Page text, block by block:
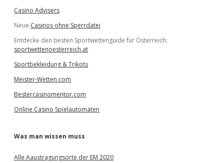
Casino Advisers
Neue Casinos ohne Sperrdatei
Entdecke den besten Sportwettenguide für Österreich:
sportwettenoesterreich.at
Sportbekleidung & Trikots
Meister-Wetten.com
Bestercasinomentor.com
Online Casino Spielautomaten
Was man wissen muss
Alle Aaustragungsorte der EM 2020